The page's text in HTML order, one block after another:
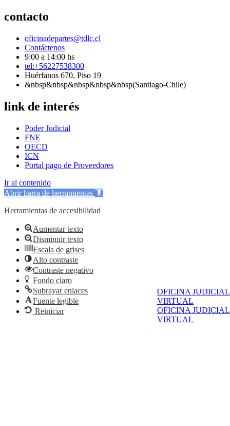
OFICINA JUDICIAL
VIRTUAL
OFICINA JUDICIAL
VIRTUAL
contacto
oficinadepartes@tdlc.cl
Contáctenos
9:00 a 14:00 hs
tel:+56227538300
Huérfanos 670, Piso 19
&nbsp&nbsp&nbsp&nbsp&nbsp(Santiago-Chile)
link de interés
Poder Judicial
FNE
OECD
ICN
Portal pago de Proveedores
Ir al contenido
Abrir barra de herramientas
Herramientas de accesibilidad
Aumentar texto
Disminuir texto
Escala de grises
Alto contraste
Contraste negativo
Fondo claro
Subrayar enlaces
Fuente legible
Reiniciar